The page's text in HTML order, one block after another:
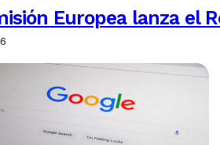
Europea lanza el